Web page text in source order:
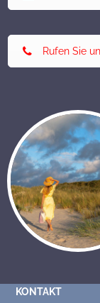
Rufen Sie
KONTAKT